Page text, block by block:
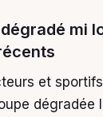
mi
et
dégradée